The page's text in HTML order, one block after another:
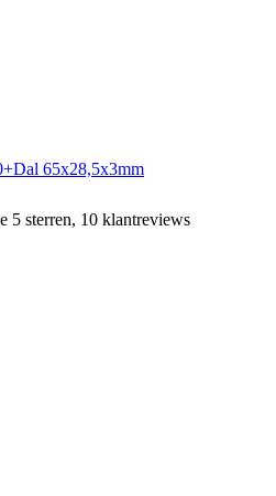
65x28,5x3mm
5 sterren, 10 klantreviews